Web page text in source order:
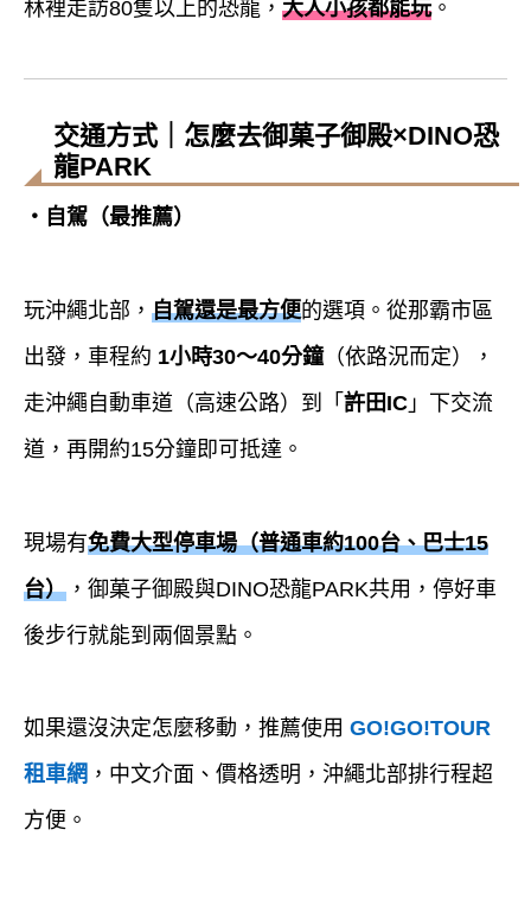
林裡走訪80隻以上的恐龍， 大人小孩都能玩。
交通方式｜怎麼去御菓子御殿×DINO恐
龍PARK
・自駕（最推薦）
玩沖繩北部， 自駕還是最方便的選項。從那霸市區
出發，車程約 1小時30～40分鐘（依路況而定），
走沖繩自動車道（高速公路）到「 許田IC 」下交流
道，再開約15分鐘即可抵達。
現場有免費大型停車場（普通車約100台、巴士15
台） ，御菓子御殿與DINO恐龍PARK共用，停好車
後步行就能到兩個景點。
如果還沒決定怎麼移動，推薦使用 GO!GO!TOUR
租車網 ，中文介面、價格透明，沖繩北部排行程超
方便。